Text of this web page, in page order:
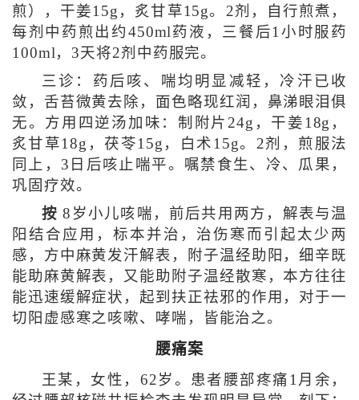
煎），干姜15g，炙甘草15g。2剂，自行煎煮，
每剂中药煎出约450ml药液，三餐后1小时服药
100ml，3天将2剂中药服完。
三诊：药后咳、喘均明显减轻，冷汗已收
敛，舌苔微黄去除，面色略现红润，鼻涕眼泪俱
无。方用四逆汤加味：制附片24g，干姜18g，
炙甘草18g，茯苓15g，白术15g。2剂，煎服法
同上，3日后咳止喘平。嘱禁食生、冷、瓜果，
巩固疗效。
按 8岁小儿咳喘，前后共用两方，解表与温
阳结合应用，标本并治，治伤寒而引起太少两
感，方中麻黄发汗解表，附子温经助阳，细辛既
能助麻黄解表，又能助附子温经散寒，本方往往
能迅速缓解症状，起到扶正祛邪的作用，对于一
切阳虚感寒之咳嗽、哮喘，皆能治之。
腰痛案
王某，女性，62岁。患者腰部疼痛1月余，